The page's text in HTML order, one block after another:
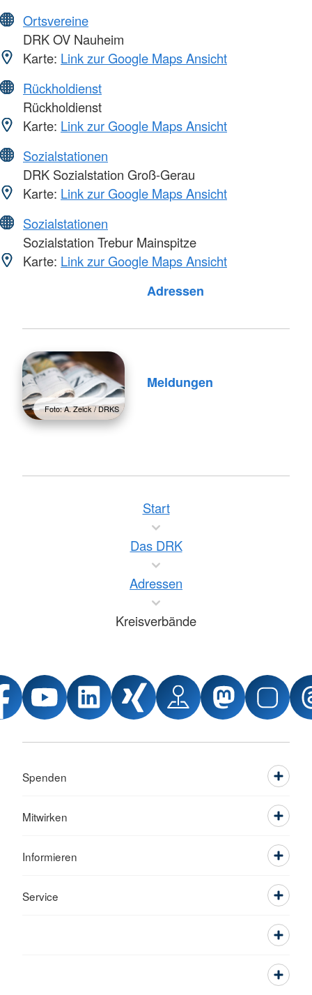
Ortsvereine
DRK OV Nauheim
Karte: Link zur Google Maps Ansicht
Rückholdienst
Rückholdienst
Karte: Link zur Google Maps Ansicht
Sozialstationen
DRK Sozialstation Groß-Gerau
Karte: Link zur Google Maps Ansicht
Sozialstationen
Sozialstation Trebur Mainspitze
Karte: Link zur Google Maps Ansicht
Adressen
Foto: A. Zelck / DRKS
Meldungen
Start
Das DRK
Adressen
Kreisverbände
Spenden
Mitwirken
Informieren
Service